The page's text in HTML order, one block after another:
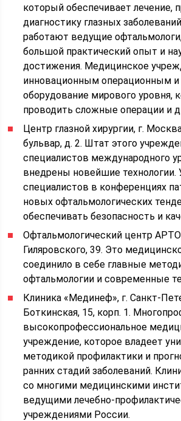
который обеспечивает лечение,
диагностику глазных
работают ведущие
большой практический опыт и
достижения. Медицинское
инновационным операционным и
оборудование мирового уровня,
проводить сложные операции и
Центр глазной хирургии, г.
бульвар, д. 2. Штат этого
специалистов международного
внедрены новейшие технологии.
специалистов в конференциях
новых офтальмологических
обеспечивать безопасность и
Офтальмологический центр
Гиляровского, 39. Это
соединило в себе главные
офтальмологии и современные
Клиника «Мединеф», г. Санкт-
Боткинская, 15, корп. 1.
высокопрофессиональное
учреждение, которое владеет
методикой профилактики и
ранних стадий заболеваний.
со многими медицинскими
ведущими лечебно-
учреждениями России.